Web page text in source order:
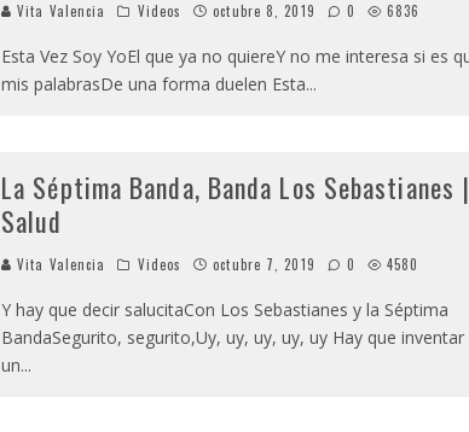
Vita Valencia Videos octubre 8, 2019 0 6836
Esta Vez Soy YoEl que ya no quiereY no me interesa si es
mis palabrasDe una forma duelen Esta...
La Séptima Banda, Banda Los Sebastianes |
Salud
Vita Valencia Videos octubre 7, 2019 0 4580
Y hay que decir salucitaCon Los Sebastianes y la Séptima
BandaSegurito, segurito,Uy, uy, uy, uy, uy Hay que inventar
un...